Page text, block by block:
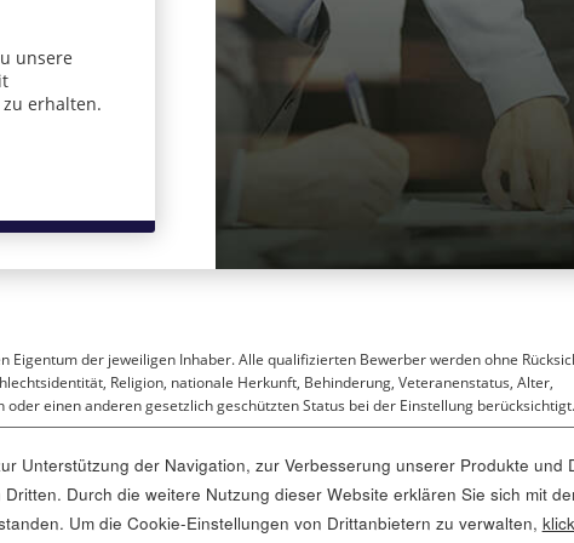
unsere
in einem neuen Fenster)
erhalten.
der jeweiligen Inhaber. Alle qualifizierten Bewerber werden ohne
Religion, nationale Herkunft, Behinderung, Veteranenstatus, Alter,
einen anderen gesetzlich geschützten Status bei der Einstellung berücksichtigt.
Unterstützung der Navigation, zur Verbesserung unserer Produkte
Durch die weitere Nutzung dieser Website erklären Sie sich mit
öffnet sich in einem neuen Fenster)
Um die Cookie-Einstellungen von Drittanbietern zu verwalten,